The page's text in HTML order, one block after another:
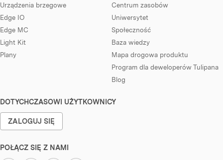
Urządzenia brzegowe
Edge IO
Edge MC
Light Kit
Plany
Centrum zasobów
Uniwersytet
Społeczność
Baza wiedzy
Mapa drogowa produktu
Program dla deweloperów Tulipana
Blog
DOTYCHCZASOWI UŻYTKOWNICY
ZALOGUJ SIĘ
POŁĄCZ SIĘ Z NAMI